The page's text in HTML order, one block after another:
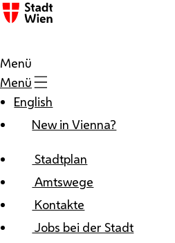
Zum Inhalt
Menü
Menü
English
New in Vienna?
Stadtplan
Amtswege
Kontakte
Jobs bei der Stadt